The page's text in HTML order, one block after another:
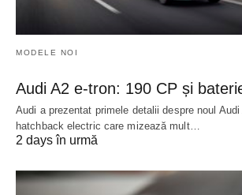
MODELE NOI
Audi A2 e-tron: 190 CP și
Audi a prezentat primele detalii despre noul Audi
hatchback electric care mizează mult…
2 days în urmă